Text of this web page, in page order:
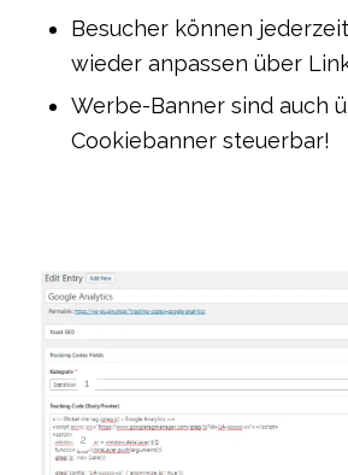
Besucher können
wieder anpassen über
Werbe-Banner sind auch
Cookiebanner steuerbar!
1
2